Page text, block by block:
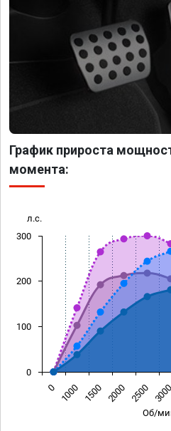
График прироста
момента:
Об/
л.с.
0 1000 1500 2000 2500 3000
0
100
200
300